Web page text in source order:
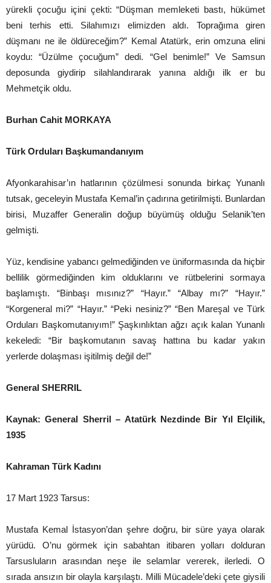
yürekli çocuğu içini çekti: “Düşman memleketi bastı, hükümet
beni terhis etti. Silahımızı elimizden aldı. Toprağıma giren
düşmanı ne ile öldüreceğim?” Kemal Atatürk, erin omzuna elini
koydu: “Üzülme çocuğum” dedi. “Gel benimle!” Ve Samsun
deposunda giydirip silahlandırarak yanına aldığı ilk er bu
Mehmetçik oldu.
Burhan Cahit MORKAYA
Türk Orduları Başkumandanıyım
Afyonkarahisar’ın hatlarının çözülmesi sonunda birkaç Yunanlı
tutsak, geceleyin Mustafa Kemal’in çadırına getirilmişti. Bunlardan
birisi, Muzaffer Generalin doğup büyümüş olduğu Selanik’ten
gelmişti.
Yüz, kendisine yabancı gelmediğinden ve üniformasında da hiçbir
bellilik görmediğinden kim olduklarını ve rütbelerini sormaya
başlamıştı. “Binbaşı mısınız?” “Hayır.” “Albay mı?” “Hayır.”
“Korgeneral mi?” “Hayır.” “Peki nesiniz?” “Ben Mareşal ve Türk
Orduları Başkomutanıyım!” Şaşkınlıktan ağzı açık kalan Yunanlı
kekeledi: “Bir başkomutanın savaş hattına bu kadar yakın
yerlerde dolaşması işitilmiş değil de!”
General SHERRIL
Kaynak: General Sherril – Atatürk Nezdinde Bir Yıl Elçilik,
1935
Kahraman Türk Kadını
17 Mart 1923 Tarsus:
Mustafa Kemal İstasyon’dan şehre doğru, bir süre yaya olarak
yürüdü. O’nu görmek için sabahtan itibaren yolları dolduran
Tarsusluların arasından neşe ile selamlar vererek, ilerledi. O
sırada ansızın bir olayla karşılaştı. Milli Mücadele’deki çete giysili